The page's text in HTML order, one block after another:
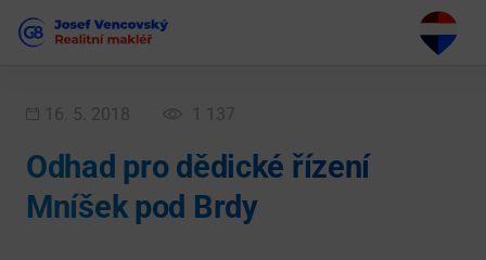
16. 5. 2018 1 137
Odhad pro dědické řízení
Mníšek pod Brdy